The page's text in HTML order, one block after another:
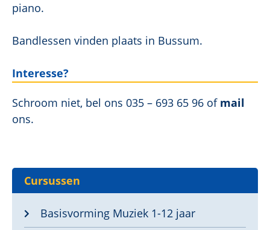
Cursussen
Basisvorming Muziek 1-12 jaar
piano.
Bandlessen vinden plaats in Bussum.
Interesse?
Schroom niet, bel ons 035 – 693 65 96 of mail
ons.